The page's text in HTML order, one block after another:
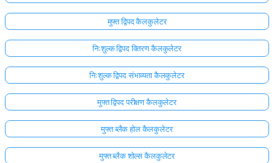
मुफ्त द्विपद कैलकुलेटर
निःशुल्क द्विपद वितरण कैलकुलेटर
निःशुल्क द्विपद संभाव्यता कैलकुलेटर
मुफ्त द्विपद परीक्षण कैलकुलेटर
मुफ्त ब्लैक होल कैलकुलेटर
मुफ्त ब्लैक शोल्स कैलकुलेटर